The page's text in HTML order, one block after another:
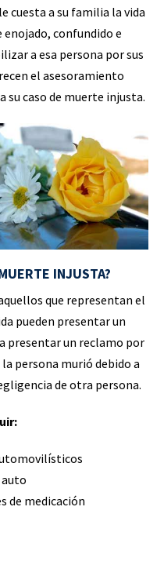
cuesta a su familia la vida
enojado, confundido e
a esa persona por sus
el asesoramiento
su caso de muerte injusta.
INJUSTA?
que representan el
pueden presentar un
presentar un reclamo por
persona murió debido a
de otra persona.
de medicación